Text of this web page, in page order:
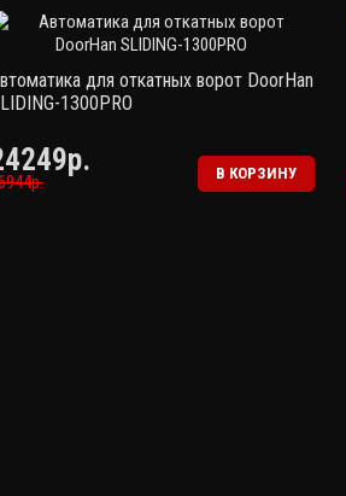
для откатных ворот DoorHan
1300PRO
В КОРЗИНУ